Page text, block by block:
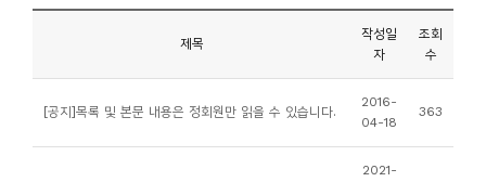
제목
작성일
자
조회
수
[공지]목록 및 본문 내용은 정회원만 읽을 수 있습니다.
2016-
04-18
363
2021-
사